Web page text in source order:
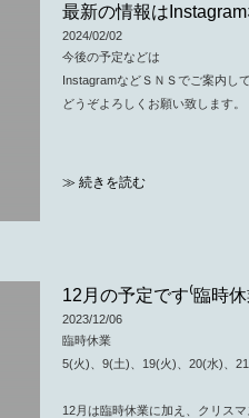
最新の情報は
2024/02/02
今後の予定などは
InstagramなどＳＮＳでご案内し
どうぞよろしくお願い致します。
≫ 続きを読む
12月の予定です⁽臨時
2023/12/06
臨時休業
5(火)、9(土)、19(火)、20(水)、
12月は臨時休業に加え、クリス